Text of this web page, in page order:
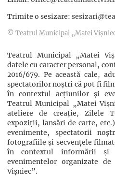
Trimite o sesizare:
© Teatrul Municipal „Matei
Teatrul Municipal „Matei
datele cu caracter personal,
2016/679. Pe această cale,
spectatorilor noștri că pot fi
în contextul acţiunilor şi
Teatrul Municipal „Matei
ateliere de creație, Zilele
expoziții, lansări de carte,
evenimente, spectatorii
fotografiile și secvențele
în contextul informării și
evenimentelor organizate
Vișniec”.